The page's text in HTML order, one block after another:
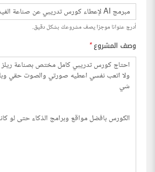
أدرج عنوانا موجزا يصف مشروعك بشكل دقيق.
وصف المشروع*